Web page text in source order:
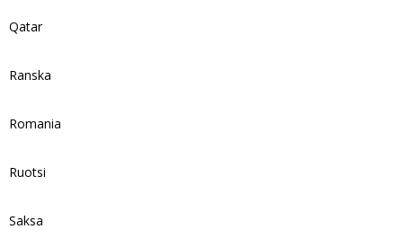
Qatar
Ranska
Romania
Ruotsi
Saksa